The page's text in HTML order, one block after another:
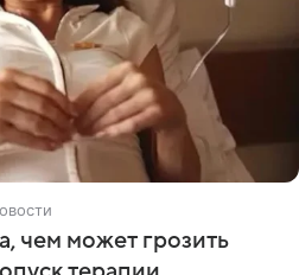
чем может грозить